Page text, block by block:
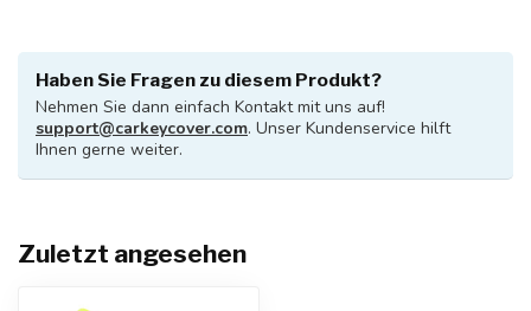
Haben Sie Fragen zu diesem Produkt?
Nehmen Sie dann einfach Kontakt mit uns auf!
support@carkeycover.com. Unser Kundenservice hilft
Ihnen gerne weiter.
Zuletzt angesehen